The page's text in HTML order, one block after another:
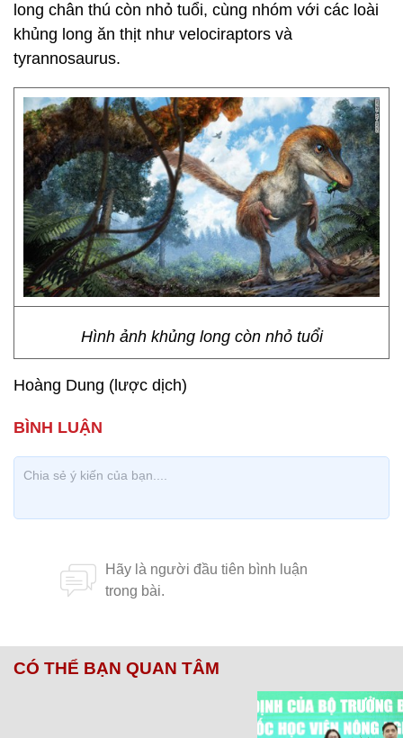
long chân thú còn nhỏ tuổi, cùng nhóm với các loài
khủng long ăn thịt như velociraptors và
tyrannosaurus.
Hình ảnh khủng long còn nhỏ tuổi
Hoàng Dung (lược dịch)
CÓ THỂ BẠN QUAN TÂM